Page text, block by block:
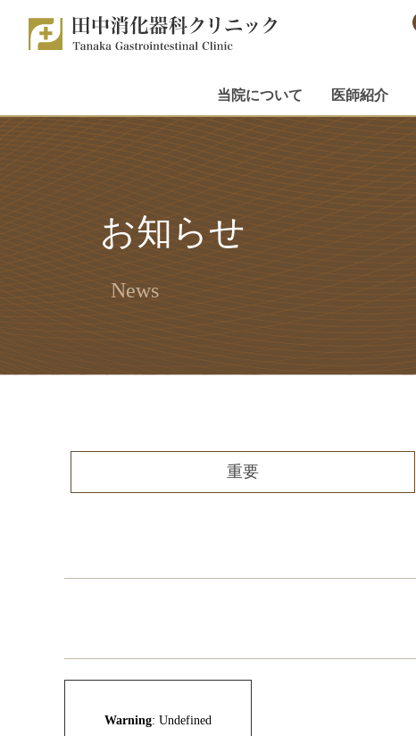
当院について 医師紹介
お知らせ
News
重要
Warning: Undefined